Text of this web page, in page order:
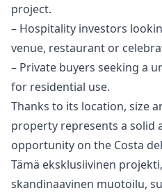
project.
– Hospitality investors
venue, restaurant or
– Private ‌buyers ‌seeking ‌a
for residential use.
Thanks ‌to ‌its ‌location, size
‌property ‌represents a ‌solid
‌opportunity ‌on ‌the ‌Costa
Tämä eksklusiivinen
skandinaavinen muotoilu,